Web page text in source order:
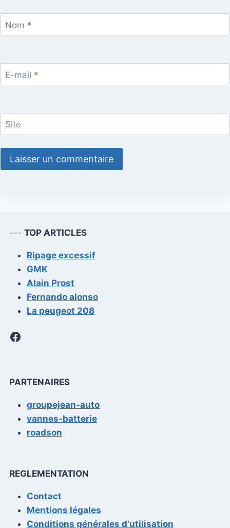
Nom *
E-mail *
Site
--- TOP ARTICLES
Ripage excessif
GMK
Alain Prost
Fernando alonso
La peugeot 208
Facebook
PARTENAIRES
groupejean-auto
vannes-batterie
roadson
REGLEMENTATION
Contact
Mentions légales
Conditions générales d'utilisation